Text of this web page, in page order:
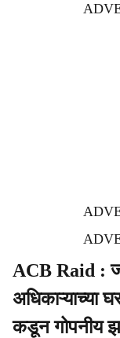
ACB Raid :
कडून गोपनीय